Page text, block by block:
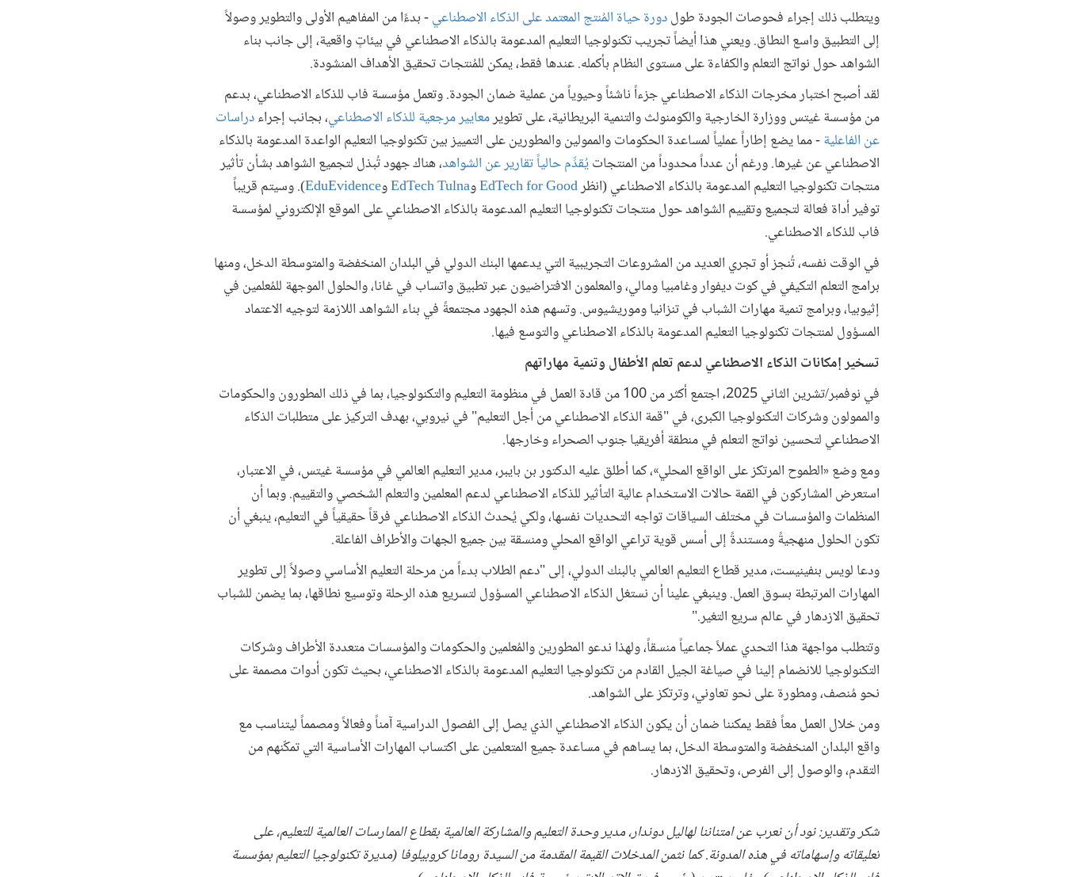
ويتطلب ذلك إجراء فحوصات الجودة طولدورة حياة المُنتج المعتمد على الذكاء الاصطناعي- بدءًا من المفاهيم الأولى والتطوير وصولاً
إلى التطبيق واسع النطاق. ويعني هذا أيضاً تجريب تكنولوجيا التعليم المدعومة بالذكاء الاصطناعي في بيئاتٍ واقعية، إلى جانب بناء
الشواهد حول نواتج التعلم والكفاءة على مستوى النظام بأكمله. عندها فقط، يمكن للمُنتجات تحقيق الأهداف المنشودة.
لقد أصبح اختبار مخرجات الذكاء الاصطناعي جزءاً ناشئاً وحيوياً من عملية ضمان الجودة. وتعمل مؤسسة فاب للذكاء الاصطناعي، بدعم
من مؤسسة غيتس ووزارة الخارجية والكومنولث والتنمية البريطانية، على تطويرمعايير مرجعية للذكاء الاصطناعي، بجانب إجراءدراسات
عن الفاعلية- مما يضع إطاراً عملياً لمساعدة الحكومات والممولين والمطورين على التمييز بين تكنولوجيا التعليم الواعدة المدعومة بالذكاء
الاصطناعي عن غيرها. ورغم أن عدداً محدوداً من المنتجاتيُقدِّم حالياً تقارير عن الشواهد، هناك جهود تُبذل لتجميع الشواهد بشأن تأثير
منتجات تكنولوجيا التعليم المدعومة بالذكاء الاصطناعي (انظرEdTech for GoodوEdTech TulnaوEduEvidence). وسيتم قريباً
توفير أداة فعالة لتجميع وتقييم الشواهد حول منتجات تكنولوجيا التعليم المدعومة بالذكاء الاصطناعي على الموقع الإلكتروني لمؤسسة
فاب للذكاء الاصطناعي.
في الوقت نفسه، تُنجز أو تجري العديد من المشروعات التجريبية التي يدعمها البنك الدولي في البلدان المنخفضة والمتوسطة الدخل، ومنها
برامج التعلم التكيفي في كوت ديفوار وغامبيا ومالي، والمعلمون الافتراضيون عبر تطبيق واتساب في غانا، والحلول الموجهة للمُعلمين في
إثيوبيا، وبرامج تنمية مهارات الشباب في تنزانيا وموريشيوس. وتسهم هذه الجهود مجتمعةً في بناء الشواهد اللازمة لتوجيه الاعتماد
المسؤول لمنتجات تكنولوجيا التعليم المدعومة بالذكاء الاصطناعي والتوسع فيها.
تسخير إمكانات الذكاء الاصطناعي لدعم تعلم الأطفال وتنمية مهاراتهم
في نوفمبر/تشرين الثاني 2025، اجتمع أكثر من 100 من قادة العمل في منظومة التعليم والتكنولوجيا، بما في ذلك المطورون والحكومات
والممولون وشركات التكنولوجيا الكبرى، في "قمة الذكاء الاصطناعي من أجل التعليم" في نيروبي، بهدف التركيز على متطلبات الذكاء
الاصطناعي لتحسين نواتج التعلم في منطقة أفريقيا جنوب الصحراء وخارجها.
ومع وضع «الطموح المرتكز على الواقع المحلي»، كما أطلق عليه الدكتور بن بايبر، مدير التعليم العالمي في مؤسسة غيتس، في الاعتبار،
استعرض المشاركون في القمة حالات الاستخدام عالية التأثير للذكاء الاصطناعي لدعم المعلمين والتعلم الشخصي والتقييم. وبما أن
المنظمات والمؤسسات في مختلف السياقات تواجه التحديات نفسها، ولكي يُحدث الذكاء الاصطناعي فرقاً حقيقياً في التعليم، ينبغي أن
تكون الحلول منهجيةً ومستندةً إلى أسس قوية تراعي الواقع المحلي ومنسقة بين جميع الجهات والأطراف الفاعلة.
ودعا لويس بنفينيست، مدير قطاع التعليم العالمي بالبنك الدولي، إلى "دعم الطلاب بدءاً من مرحلة التعليم الأساسي وصولاً إلى تطوير
المهارات المرتبطة بسوق العمل. وينبغي علينا أن نستغل الذكاء الاصطناعي المسؤول لتسريع هذه الرحلة وتوسيع نطاقها، بما يضمن للشباب
تحقيق الازدهار في عالم سريع التغير."
وتتطلب مواجهة هذا التحدي عملاً جماعياً منسقاً، ولهذا ندعو المطورين والمُعلمين والحكومات والمؤسسات متعددة الأطراف وشركات
التكنولوجيا للانضمام إلينا في صياغة الجيل القادم من تكنولوجيا التعليم المدعومة بالذكاء الاصطناعي، بحيث تكون أدوات مصممة على
نحو مُنصف، ومطورة على نحو تعاوني، وترتكز على الشواهد.
ومن خلال العمل معاً فقط يمكننا ضمان أن يكون الذكاء الاصطناعي الذي يصل إلى الفصول الدراسية آمناً وفعالاً ومصمماً ليتناسب مع
واقع البلدان المنخفضة والمتوسطة الدخل، بما يساهم في مساعدة جميع المتعلمين على اكتساب المهارات الأساسية التي تمكّنهم من
التقدم، والوصول إلى الفرص، وتحقيق الازدهار.
شكر وتقدير: نود أن نعرب عن امتناننا لهاليل دوندار، مدير وحدة التعليم والمشاركة العالمية بقطاع الممارسات العالمية للتعليم، على
تعليقاته وإسهاماته في هذه المدونة. كما نثمن المدخلات القيمة المقدمة من السيدة رومانا كروبيلوفا (مديرة تكنولوجيا التعليم بمؤسسة